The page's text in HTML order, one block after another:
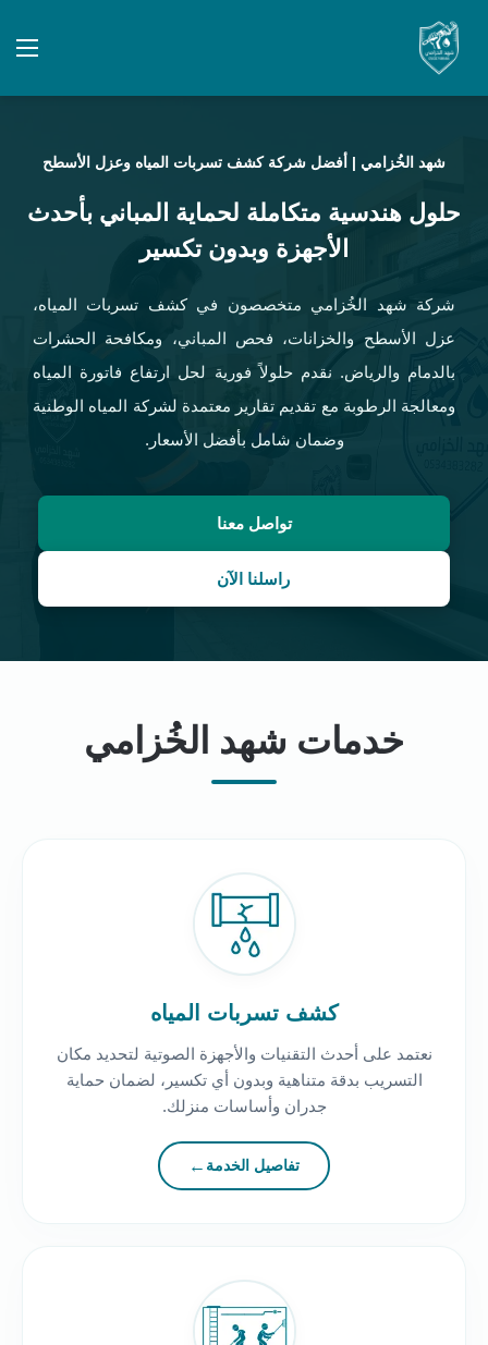
شهد الخُزامي | أفضل شركة كشف تسربات المياه وعزل الأسطح
حلول هندسية متكاملة لحماية المباني بأحدث
الأجهزة وبدون تكسير
شركة شهد الخُزامي متخصصون في كشف تسربات المياه،
عزل الأسطح والخزانات، فحص المباني، ومكافحة الحشرات
بالدمام والرياض. نقدم حلولاً فورية لحل ارتفاع فاتورة المياه
ومعالجة الرطوبة مع تقديم تقارير معتمدة لشركة المياه الوطنية
وضمان شامل بأفضل الأسعار.
تواصل معنا
راسلنا الآن
خدمات شهد الخُزامي
كشف تسربات المياه
نعتمد على أحدث التقنيات والأجهزة الصوتية لتحديد مكان
التسريب بدقة متناهية وبدون أي تكسير، لضمان حماية
جدران وأساسات منزلك.
تفاصيل الخدمة